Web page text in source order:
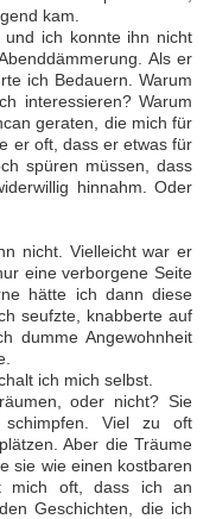
kam.
ich konnte ihn nicht
Als er
ich Bedauern. Warum
interessieren? Warum
geraten, die mich für
er oft, dass er etwas für
spüren müssen, dass
hinnahm. Oder
nicht. Vielleicht war er
eine verborgene Seite
hätte ich dann diese
seufzte, knabberte auf
dumme Angewohnheit
ich mich selbst.
oder nicht? Sie
Viel zu oft
Aber die Träume
sie wie einen kostbaren
mich oft, dass ich an
Geschichten, die ich